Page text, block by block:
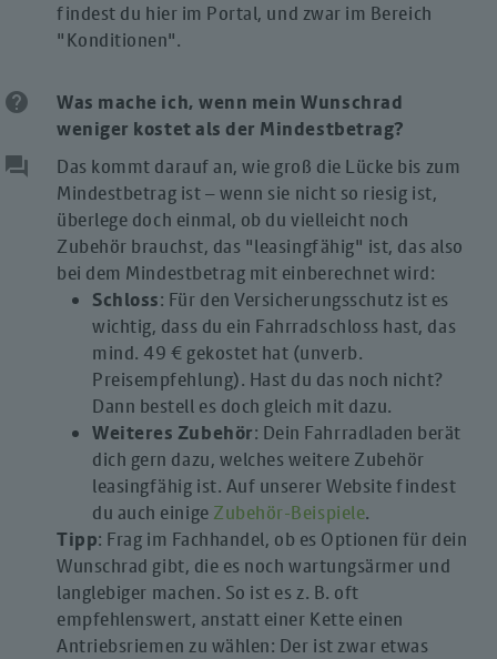
findest du hier im Portal, und zwar im Bereich
"Konditionen".
help
Was mache ich, wenn mein Wunschrad
weniger kostet als der Mindestbetrag?
question_answer
Das kommt darauf an, wie groß die Lücke bis zum
Mindestbetrag ist – wenn sie nicht so riesig ist,
überlege doch einmal, ob du vielleicht noch
Zubehör brauchst, das "leasingfähig" ist, das also
bei dem Mindestbetrag mit einberechnet wird:
Schloss: Für den Versicherungsschutz ist es
wichtig, dass du ein Fahrradschloss hast, das
mind. 49 € gekostet hat (unverb.
Preisempfehlung). Hast du das noch nicht?
Dann bestell es doch gleich mit dazu.
Weiteres Zubehör: Dein Fahrradladen berät
dich gern dazu, welches weitere Zubehör
leasingfähig ist. Auf unserer Website findest
du auch einige Zubehör-Beispiele.
Tipp: Frag im Fachhandel, ob es Optionen für dein
Wunschrad gibt, die es noch wartungsärmer und
langlebiger machen. So ist es z. B. oft
empfehlenswert, anstatt einer Kette einen
Antriebsriemen zu wählen: Der ist zwar etwas